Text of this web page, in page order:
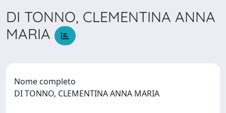
DI TONNO, CLEMENTINA ANNA
MARIA
Nome completo
DI TONNO, CLEMENTINA ANNA MARIA